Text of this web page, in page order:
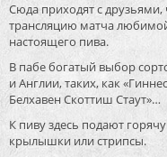
Сюда приходят с
трансляцию матча
настоящего пива.
В пабе богатый выбор
и Англии, таких, как
Белхавен Скоттиш Стаут»…
К пиву здесь подают
крылышки или стрипсы.